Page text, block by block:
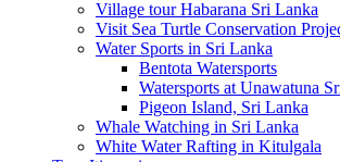
Village tour Habarana Sri Lanka
Visit Sea Turtle Conservation
Water Sports in Sri Lanka
Bentota Watersports
Watersports at Unawatuna
Pigeon Island, Sri Lanka
Whale Watching in Sri Lanka
White Water Rafting in Kitulgala